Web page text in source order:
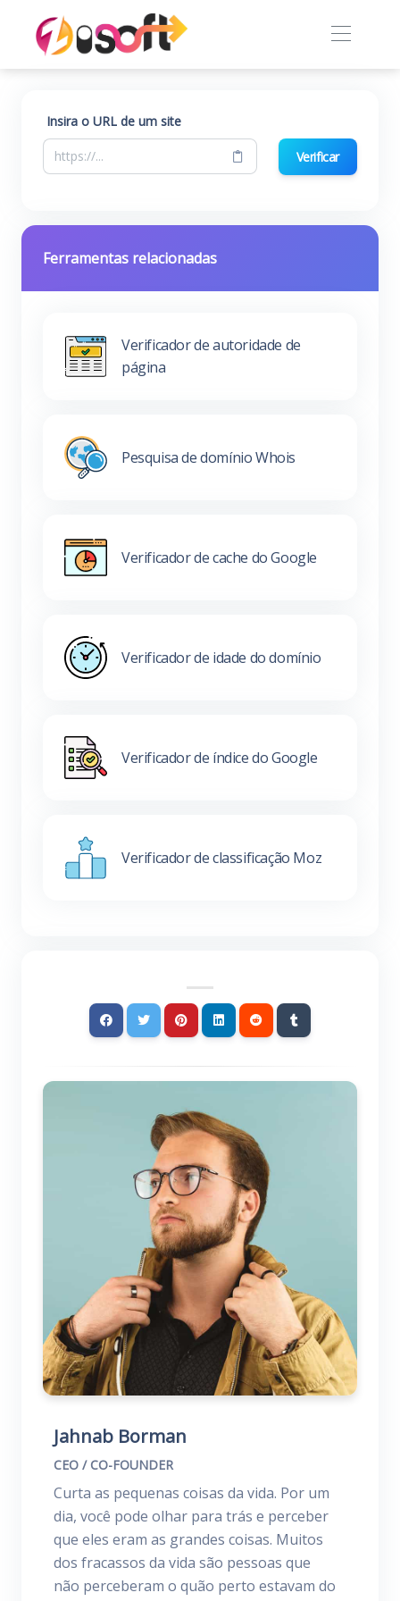
Insira o URL de um site
Verificar
Ferramentas relacionadas
Verificador de autoridade de
página
Pesquisa de domínio Whois
Verificador de cache do Google
Verificador de idade do domínio
Verificador de índice do Google
Verificador de classificação Moz
Jahnab Borman
CEO / CO-FOUNDER
Curta as pequenas coisas da vida. Por um
dia, você pode olhar para trás e perceber
que eles eram as grandes coisas. Muitos
dos fracassos da vida são pessoas que
não perceberam o quão perto estavam do